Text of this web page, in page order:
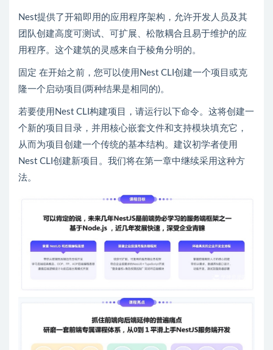
Nest提供了开箱即用的应用程序架构，允许开发人员及其
团队创建高度可测试、可扩展、松散耦合且易于维护的应
用程序。这个建筑的灵感来自于棱角分明的。
固定 在开始之前，您可以使用Nest CLI创建一个项目或克
隆一个启动项目(两种结果是相同的)。
若要使用Nest CLI构建项目，请运行以下命令。这将创建一
个新的项目目录，并用核心嵌套文件和支持模块填充它，
从而为项目创建一个传统的基本结构。建议初学者使用
Nest CLI创建新项目。我们将在第一章中继续采用这种方
法。